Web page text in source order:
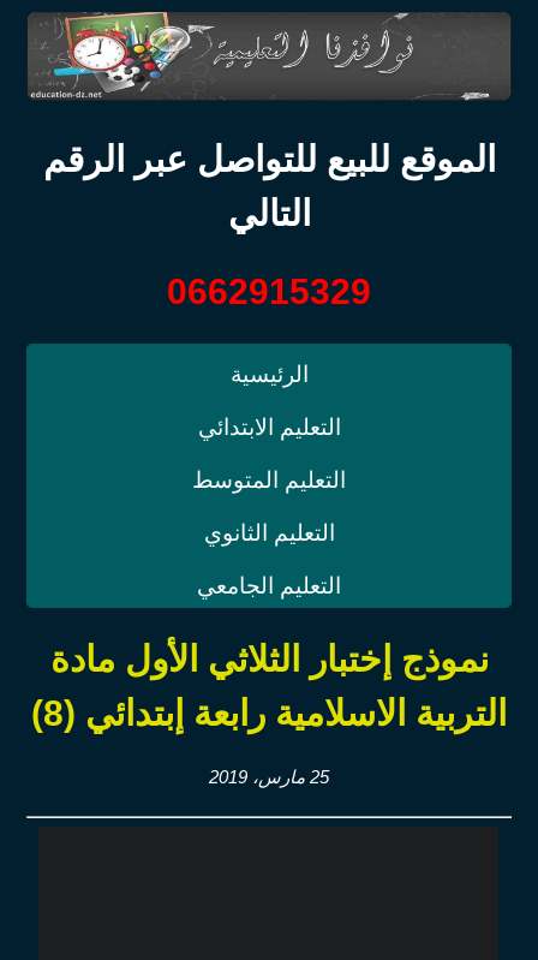
الموقع للبيع للتواصل عبر الرقم
التالي
0662915329
الرئيسية
التعليم الابتدائي
التعليم المتوسط
التعليم الثانوي
التعليم الجامعي
نموذج إختبار الثلاثي الأول مادة
التربية الاسلامية رابعة إبتدائي (8)
25 مارس، 2019